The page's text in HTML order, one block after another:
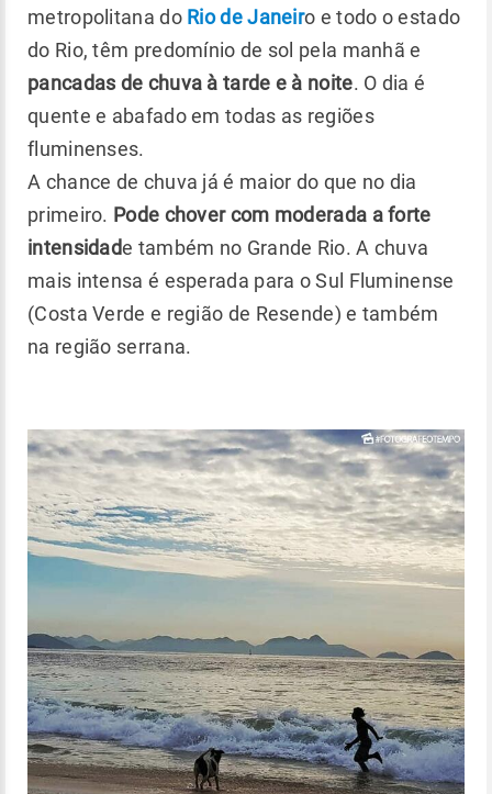
metropolitana doRio de Janeiro e todo o estado
do Rio, têm predomínio de sol pela manhã e
pancadas de chuva à tarde e à noite. O dia é
quente e abafado em todas as regiões
fluminenses.
A chance de chuva já é maior do que no dia
primeiro. Pode chover com moderada a forte
intensidade também no Grande Rio. A chuva
mais intensa é esperada para o Sul Fluminense
(Costa Verde e região de Resende) e também
na região serrana.